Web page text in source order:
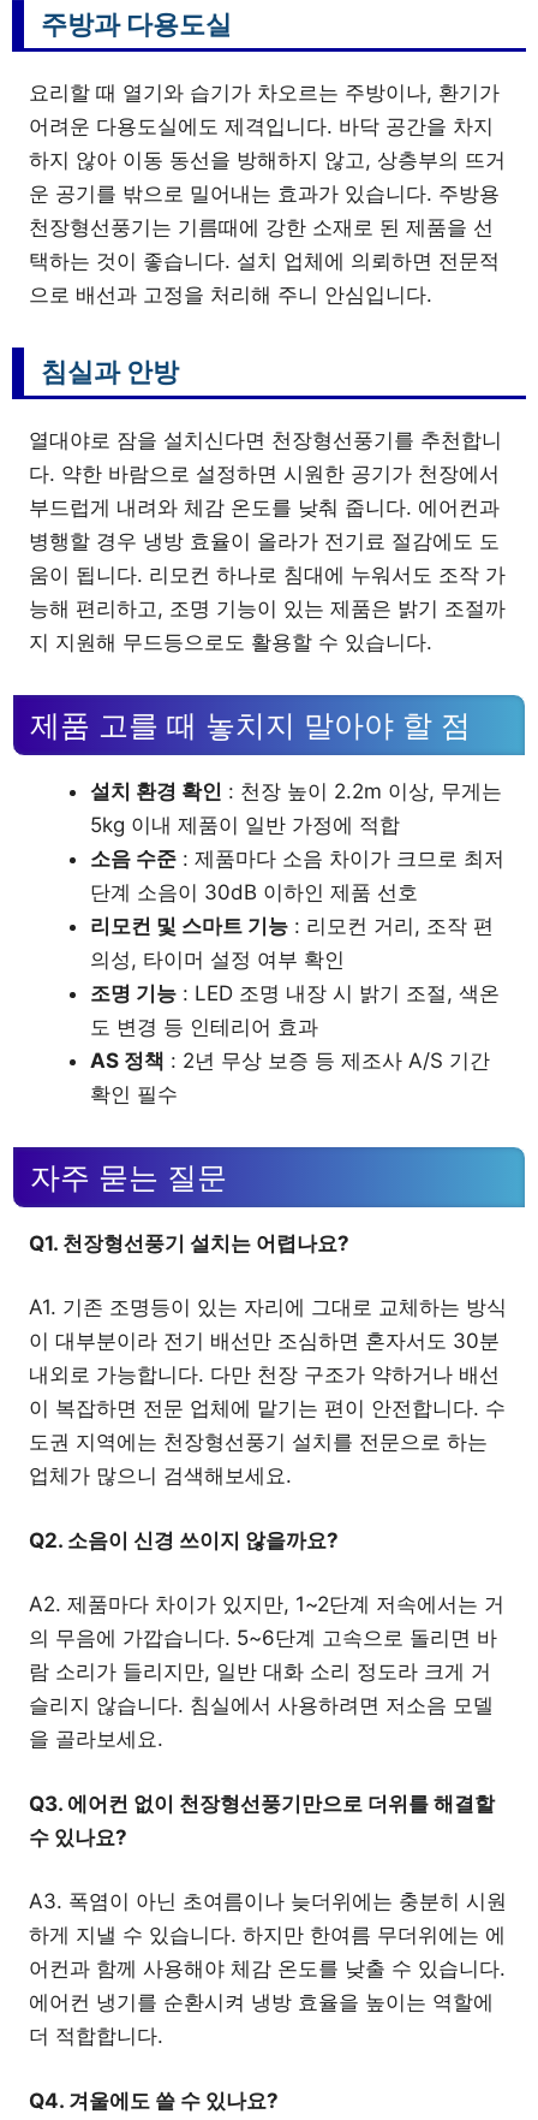
주방과 다용도실
요리할 때 열기와 습기가 차오르는 주방이나, 환기가
어려운 다용도실에도 제격입니다. 바닥 공간을 차지
하지 않아 이동 동선을 방해하지 않고, 상층부의 뜨거
운 공기를 밖으로 밀어내는 효과가 있습니다. 주방용
천장형선풍기는 기름때에 강한 소재로 된 제품을 선
택하는 것이 좋습니다. 설치 업체에 의뢰하면 전문적
으로 배선과 고정을 처리해 주니 안심입니다.
침실과 안방
열대야로 잠을 설치신다면 천장형선풍기를 추천합니
다. 약한 바람으로 설정하면 시원한 공기가 천장에서
부드럽게 내려와 체감 온도를 낮춰 줍니다. 에어컨과
병행할 경우 냉방 효율이 올라가 전기료 절감에도 도
움이 됩니다. 리모컨 하나로 침대에 누워서도 조작 가
능해 편리하고, 조명 기능이 있는 제품은 밝기 조절까
지 지원해 무드등으로도 활용할 수 있습니다.
제품 고를 때 놓치지 말아야 할 점
설치 환경 확인 : 천장 높이 2.2m 이상, 무게는
5kg 이내 제품이 일반 가정에 적합
소음 수준 : 제품마다 소음 차이가 크므로 최저
단계 소음이 30dB 이하인 제품 선호
리모컨 및 스마트 기능 : 리모컨 거리, 조작 편
의성, 타이머 설정 여부 확인
조명 기능 : LED 조명 내장 시 밝기 조절, 색온
도 변경 등 인테리어 효과
AS 정책 : 2년 무상 보증 등 제조사 A/S 기간
확인 필수
자주 묻는 질문
Q1. 천장형선풍기 설치는 어렵나요?
A1. 기존 조명등이 있는 자리에 그대로 교체하는 방식
이 대부분이라 전기 배선만 조심하면 혼자서도 30분
내외로 가능합니다. 다만 천장 구조가 약하거나 배선
이 복잡하면 전문 업체에 맡기는 편이 안전합니다. 수
도권 지역에는 천장형선풍기 설치를 전문으로 하는
업체가 많으니 검색해보세요.
Q2. 소음이 신경 쓰이지 않을까요?
A2. 제품마다 차이가 있지만, 1~2단계 저속에서는 거
의 무음에 가깝습니다. 5~6단계 고속으로 돌리면 바
람 소리가 들리지만, 일반 대화 소리 정도라 크게 거
슬리지 않습니다. 침실에서 사용하려면 저소음 모델
을 골라보세요.
Q3. 에어컨 없이 천장형선풍기만으로 더위를 해결할
수 있나요?
A3. 폭염이 아닌 초여름이나 늦더위에는 충분히 시원
하게 지낼 수 있습니다. 하지만 한여름 무더위에는 에
어컨과 함께 사용해야 체감 온도를 낮출 수 있습니다.
에어컨 냉기를 순환시켜 냉방 효율을 높이는 역할에
더 적합합니다.
Q4. 겨울에도 쓸 수 있나요?